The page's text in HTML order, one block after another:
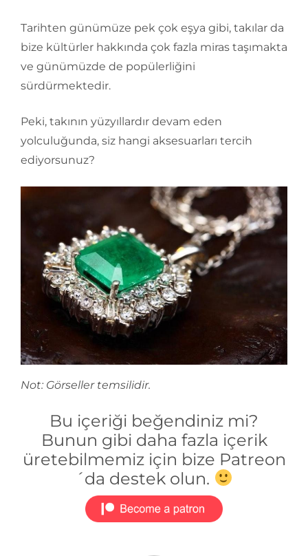
Tarihten günümüze pek çok eşya gibi, takılar da
bize kültürler hakkında çok fazla miras taşımakta
ve günümüzde de popülerliğini
sürdürmektedir.
Peki, takının yüzyıllardır devam eden
yolculuğunda, siz hangi aksesuarları tercih
ediyorsunuz?
Not: Görseller temsilidir.
Bu içeriği beğendiniz mi?
Bunun gibi daha fazla içerik
üretebilmemiz için bize Patreon
´da destek olun.